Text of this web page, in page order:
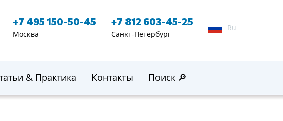
+7 495 150-50-45
Москва
+7 812 603-45-25
Санкт-Петербург
Ru
& Практика Контакты Поиск 🔎